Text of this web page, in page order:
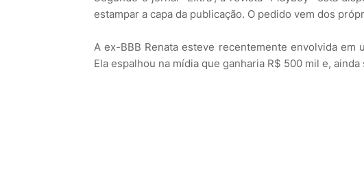
estampar a capa da publicação. O pedido vem dos
A ex-BBB Renata esteve recentemente envolvida em
Ela espalhou na mídia que ganharia R$ 500 mil e,